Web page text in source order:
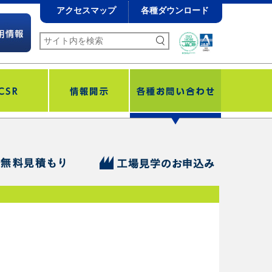
アクセスマップ 各種ダウンロード